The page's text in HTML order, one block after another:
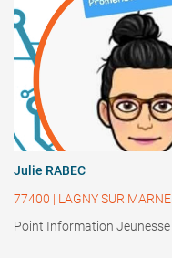
Julie RABEC
77400 | LAGNY SUR MARNE
Point Information Jeunesse